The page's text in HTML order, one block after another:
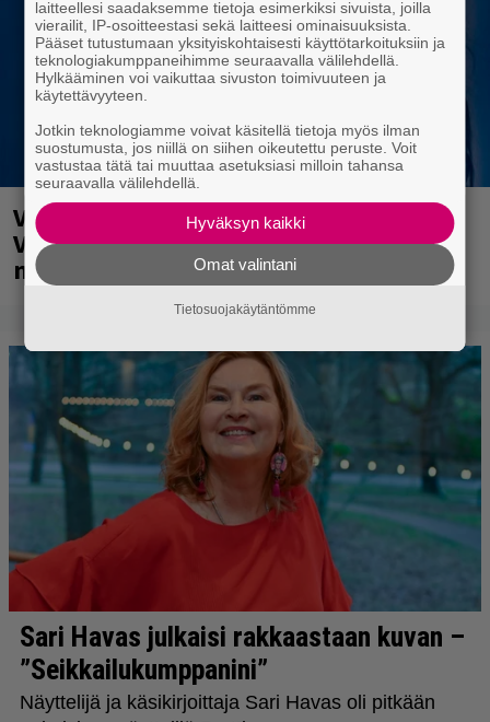
Valtava Yle 100 vuotta -tapahtuma
Veikkaus Arenalla syyskuussa – muista
myös metalliklassikot-konsertti
laitteellesi saadaksemme tietoja esimerkiksi sivuista, joilla
vierailit, IP-osoitteestasi sekä laitteesi ominaisuuksista.
Pääset tutustumaan yksityiskohtaisesti käyttötarkoituksiin ja
teknologiakumppaneihimme seuraavalla välilehdellä.
Hylkääminen voi vaikuttaa sivuston toimivuuteen ja
käytettävyyteen.
Jotkin teknologiamme voivat käsitellä tietoja myös ilman
suostumusta, jos niillä on siihen oikeutettu peruste. Voit
vastustaa tätä tai muuttaa asetuksiasi milloin tahansa
seuraavalla välilehdellä.
Hyväksyn kaikki
Omat valintani
Tietosuojakäytäntömme